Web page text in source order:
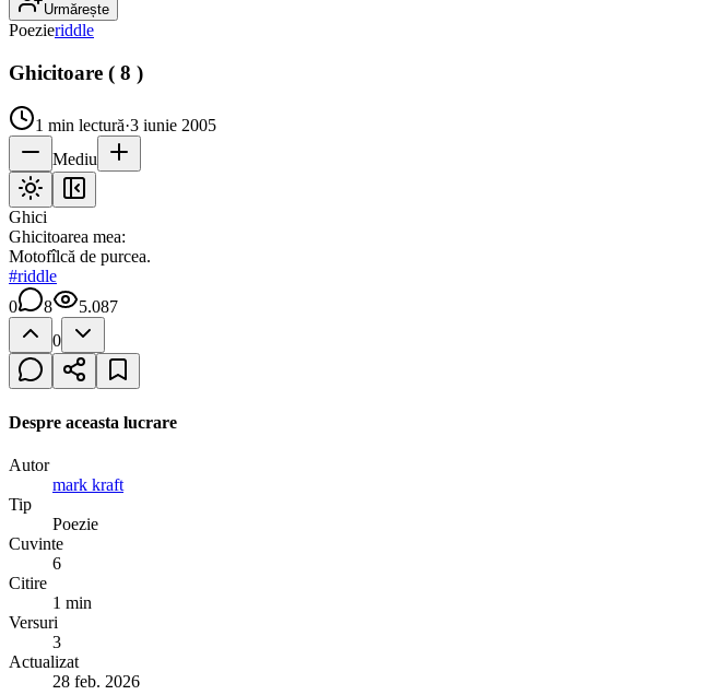
Urmărește
Poezieriddle
Ghicitoare ( 8 )
1 min lectură·3 iunie 2005
Mediu
Ghici
Ghicitoarea mea:
Motofîlcă de purcea.
#riddle
0
8
5.087
0
Despre aceasta lucrare
Autor
mark kraft
Tip
Poezie
Cuvinte
6
Citire
1 min
Versuri
3
Actualizat
28 feb. 2026